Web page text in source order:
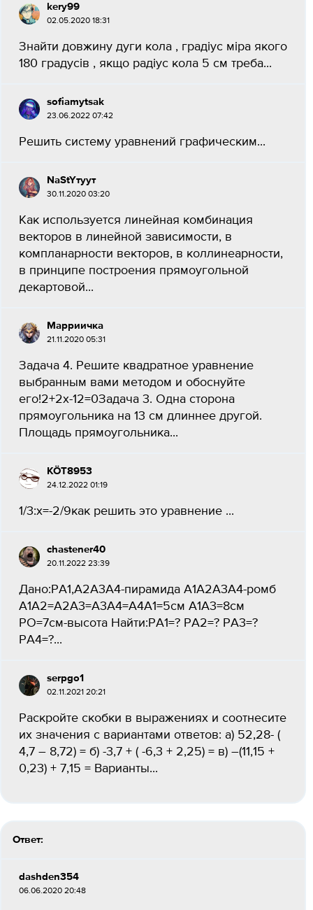
kery99
02.05.2020 18:31
Знайти довжину дуги кола , градіус міра якого
180 градусів , якщо радіус кола 5 см треба...
sofiamytsak
23.06.2022 07:42
Решить систему уравнений графическим...
NaStYтуут
30.11.2020 03:20
Как используется линейная комбинация
векторов в линейной зависимости, в
компланарности векторов, в коллинеарности,
в принципе построения прямоугольной
декартовой...
Марриичка
21.11.2020 05:31
Задача 4. Решите квадратное уравнение
выбранным вами методом и обоснуйте
его! 2+2x-12=0Задача 3. Одна сторона
прямоугольника на 13 см длиннее другой.
Площадь прямоугольника...
KÖT8953
24.12.2022 01:19
1/3:x=-2/9как решить это уравнение ​...
chastener40
20.11.2022 23:39
Дано:РА1,А2А3А4-пирамида А1А2А3А4-ромб
А1А2=А2А3=А3А4=А4А1=5см А1А3=8см
РО=7см-высота Найти:РА1=? РА2=? РА3=?
РА4=?...
serpgo1
02.11.2021 20:21
Раскройте скобки в выражениях и соотнесите
их значения с вариантами ответов: а) 52,28- (
4,7 – 8,72) = б) -3,7 + ( -6,3 + 2,25) = в) –(11,15 +
0,23) + 7,15 = Варианты...
Ответ:
dashden354
06.06.2020 20:48